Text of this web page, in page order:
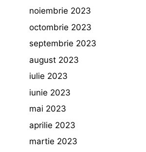
noiembrie 2023
octombrie 2023
septembrie 2023
august 2023
iulie 2023
iunie 2023
mai 2023
aprilie 2023
martie 2023